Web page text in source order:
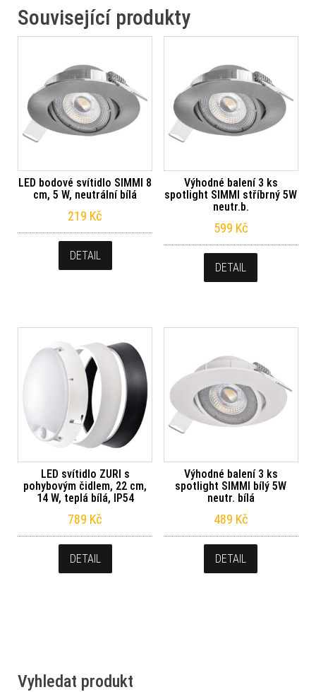
Související produkty
LED bodové svítidlo SIMMI 8
cm, 5 W, neutrální bílá
219 Kč
DETAIL
Výhodné balení 3 ks
spotlight SIMMI stříbrný 5W
neutr.b.
599 Kč
DETAIL
LED svítidlo ZURI s
pohybovým čidlem, 22 cm,
14 W, teplá bílá, IP54
789 Kč
DETAIL
Výhodné balení 3 ks
spotlight SIMMI bílý 5W
neutr. bílá
489 Kč
DETAIL
Vyhledat produkt